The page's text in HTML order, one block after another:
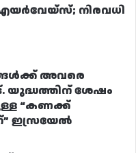
എയർവേയ്‌സ്; നിരവധി
അവരെ
ശേഷം
“കണക്ക്
ഇസ്രയേൽ